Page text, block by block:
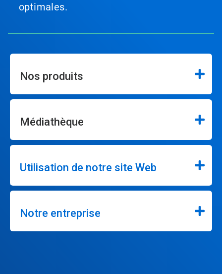
optimales.
Nos produits
Médiathèque
Utilisation de notre site Web
Notre entreprise